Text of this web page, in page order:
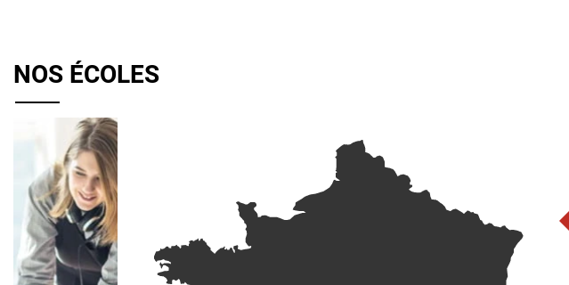
NOS ÉCOLES